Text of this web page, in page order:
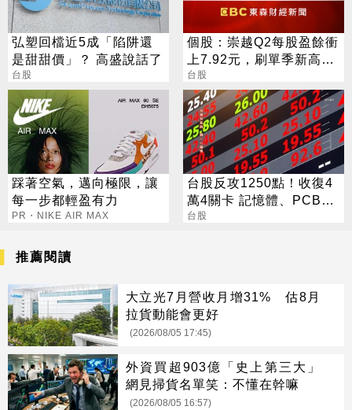
弘塑回檔近5成「陷阱還
是甜甜價」？ 高盛說話了
台股
個股：崇越Q2每股盈餘衝
上7.92元，刷單季新高，
下半年營運迎三重成長動
能
台股
踩著空氣，邁向極限，讓
每一步都輕盈有力
PR・NIKE AIR MAX
台股反攻1250點！收復4
萬4關卡 記憶體、PCB一
票亮燈
台股
推薦閱讀
大立光7月營收月增31% 估8月
拉貨動能會更好
(2026/08/05 17:45)
外資買超903億「史上第三大」
網見掃貨名單笑：不懂在幹嘛
(2026/08/05 16:57)